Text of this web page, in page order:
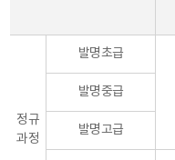
정규
과정
발명초급
발명중급
발명고급